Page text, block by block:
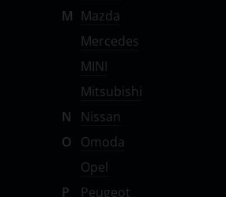
M Mazda
Mercedes
MINI
Mitsubishi
N
Nissan
O
Omoda
Opel
P
Peugeot